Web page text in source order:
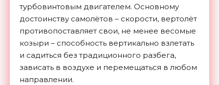
турбовинтовым двигателем. Основному
достоинству самолётов – скорости, вертолёт
противопоставляет свои, не менее весомые
козыри – способность вертикально взлетать
и садиться без традиционного разбега,
зависать в воздухе и перемещаться в любом
направлении.